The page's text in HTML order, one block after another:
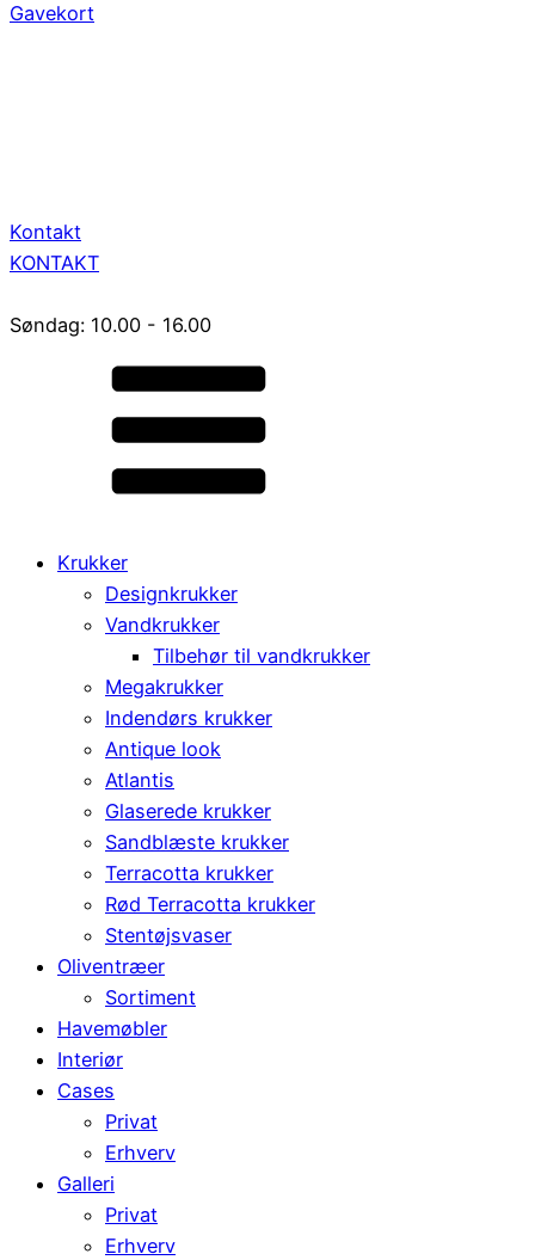
Gavekort
Kontakt
KONTAKT
Søndag: 10.00 - 16.00
Krukker
Designkrukker
Vandkrukker
Tilbehør til vandkrukker
Megakrukker
Indendørs krukker
Antique look
Atlantis
Glaserede krukker
Sandblæste krukker
Terracotta krukker
Rød Terracotta krukker
Stentøjsvaser
Oliventræer
Sortiment
Havemøbler
Interiør
Cases
Privat
Erhverv
Galleri
Privat
Erhverv